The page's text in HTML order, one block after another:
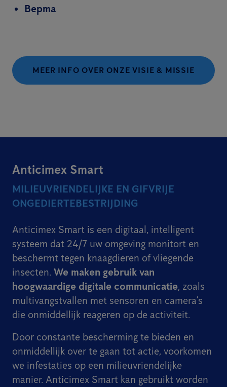
Bepma
MEER INFO OVER ONZE VISIE & MISSIE
Anticimex Smart
MILIEUVRIENDELIJKE EN GIFVRIJE
ONGEDIERTEBESTRIJDING
Anticimex Smart is een digitaal, intelligent
systeem dat 24/7 uw omgeving monitort en
beschermt tegen knaagdieren of vliegende
insecten. We maken gebruik van
hoogwaardige digitale communicatie, zoals
multivangstvallen met sensoren en camera’s
die onmiddellijk reageren op de activiteit.
Door constante bescherming te bieden en
onmiddellijk over te gaan tot actie, voorkomen
we infestaties op een milieuvriendelijke
manier. Anticimex Smart kan gebruikt worden